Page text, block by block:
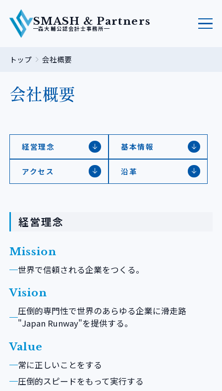
SMASH & Partners
森大輔公認会計士事務所
トップ 会社概要
会社概要
経営理念 基本情報
アクセス 沿革
経営理念
Mission
世界で信頼される企業をつくる。
Vision
圧倒的専門性で世界のあらゆる企業に滑走路
"Japan Runway"を提供する。
Value
常に正しいことをする
圧倒的スピードをもって実行する